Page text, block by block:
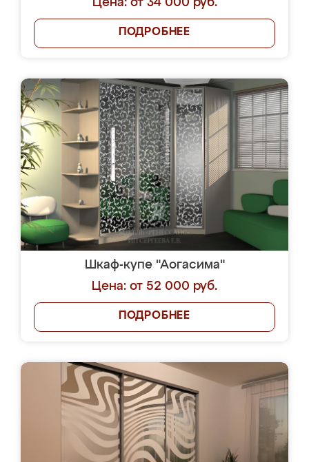
Цена: от 34 000 руб.
ПОДРОБНЕЕ
Шкаф-купе "Аогасима"
Цена: от 52 000 руб.
ПОДРОБНЕЕ